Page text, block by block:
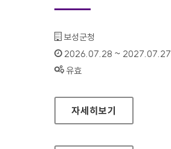
기관명 :
보성군청
인증기간 :
2026.07.28 ~ 2027.07.27
상태 :
유효
보성군청
자세히보기